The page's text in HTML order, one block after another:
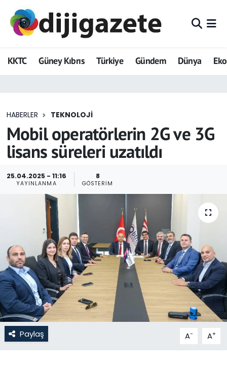
KKTC Güney Kıbrıs Türkiye Gündem Dünya
HABERLER TEKNOLOJI
Mobil operatörlerin 2G ve 3G
lisans süreleri uzatıldı
25.04.2025 - 11:16
YAYINLANMA
8
GÖSTERIM
Paylaş A- A+
ADVERTORIAL
Dijigazete
Eğitim
Ekonomi
GEZİ
Güncel
Gündem
KKTC
KKTC YEREL SEÇİM 2018
Kültür Sanat
Hava Durumu
Trafik Durumu
Tüm Manşetler
Son Dakika Haberleri